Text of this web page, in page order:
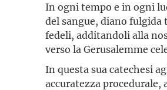
In ogni tempo e in ogni
del sangue, diano fulgida
fedeli, additandoli alla
verso la Gerusalemme
In questa sua catechesi
accuratezza